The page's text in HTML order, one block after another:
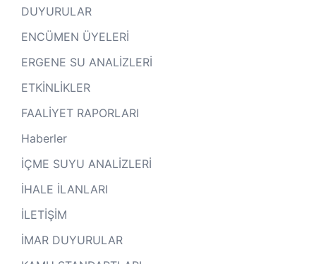
DUYURULAR
ENCÜMEN ÜYELERİ
ERGENE SU ANALİZLERİ
ETKİNLİKLER
FAALİYET RAPORLARI
Haberler
İÇME SUYU ANALİZLERİ
İHALE İLANLARI
İLETİŞİM
İMAR DUYURULAR